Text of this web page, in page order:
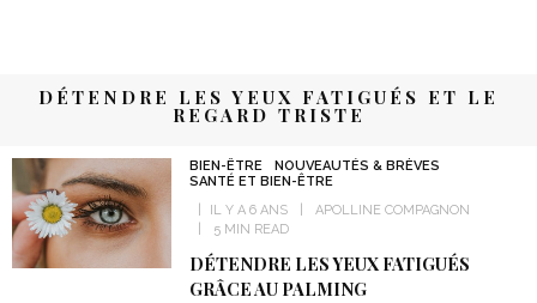
DÉTENDRE LES YEUX FATIGUÉS ET LE
REGARD TRISTE
BIEN-ÊTRE
NOUVEAUTÉS & BRÈVES
SANTÉ ET BIEN-ÊTRE
IL Y A 6 ANS
APOLLINE COMPAGNON
5 MIN READ
DÉTENDRE LES YEUX FATIGUÉS
GRÂCE AU PALMING